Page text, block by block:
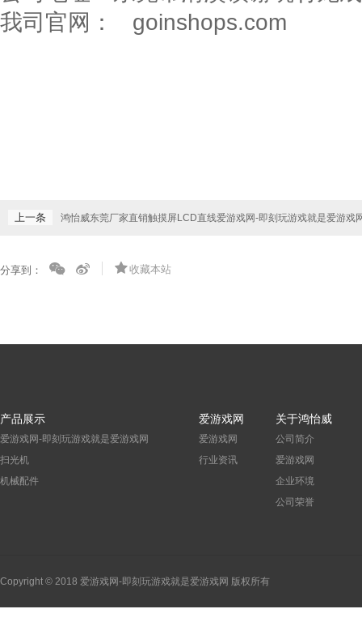
我司官网：
goinshops.com
上一条 鸿怡威东莞厂家直销触摸屏LCD直线爱游戏网-即刻玩游戏就是爱游戏
分享到： 收藏本站
产品展示
爱游戏网-即刻玩游戏就是爱游戏网
扫光机
机械配件
爱游戏网
爱游戏网
行业资讯
关于鸿怡威
公司简介
爱游戏网
企业环境
公司荣誉
Copyright © 2018 爱游戏网-即刻玩游戏就是爱游戏网 版权所有